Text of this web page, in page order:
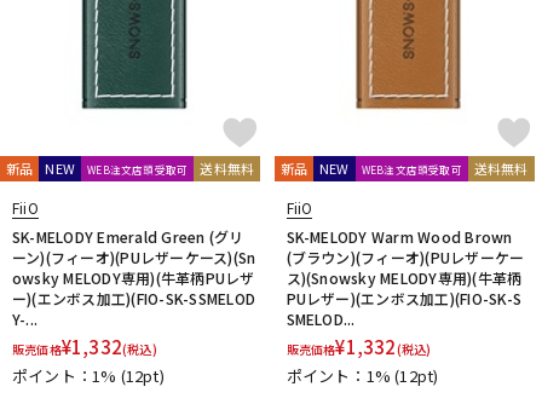
新品 NEW WEB注文店頭受取可 送料無料
FiiO
SK-MELODY Emerald Green (グリ
ーン)(フィーオ)(PUレザーケース)(Sn
owsky MELODY専用)(牛革柄PUレザ
ー)(エンボス加工)(FIO-SK-SSMELOD
Y-...
販売価格¥1,332(税込)
ポイント：1% (12pt)
新品 NEW WEB注文店頭受取可 送料無料
FiiO
SK-MELODY Warm Wood Brown
(ブラウン)(フィーオ)(PUレザーケー
ス)(Snowsky MELODY専用)(牛革柄
PUレザー)(エンボス加工)(FIO-SK-S
SMELOD...
販売価格¥1,332(税込)
ポイント：1%(12pt)